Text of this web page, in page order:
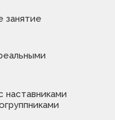
занятие
наставниками